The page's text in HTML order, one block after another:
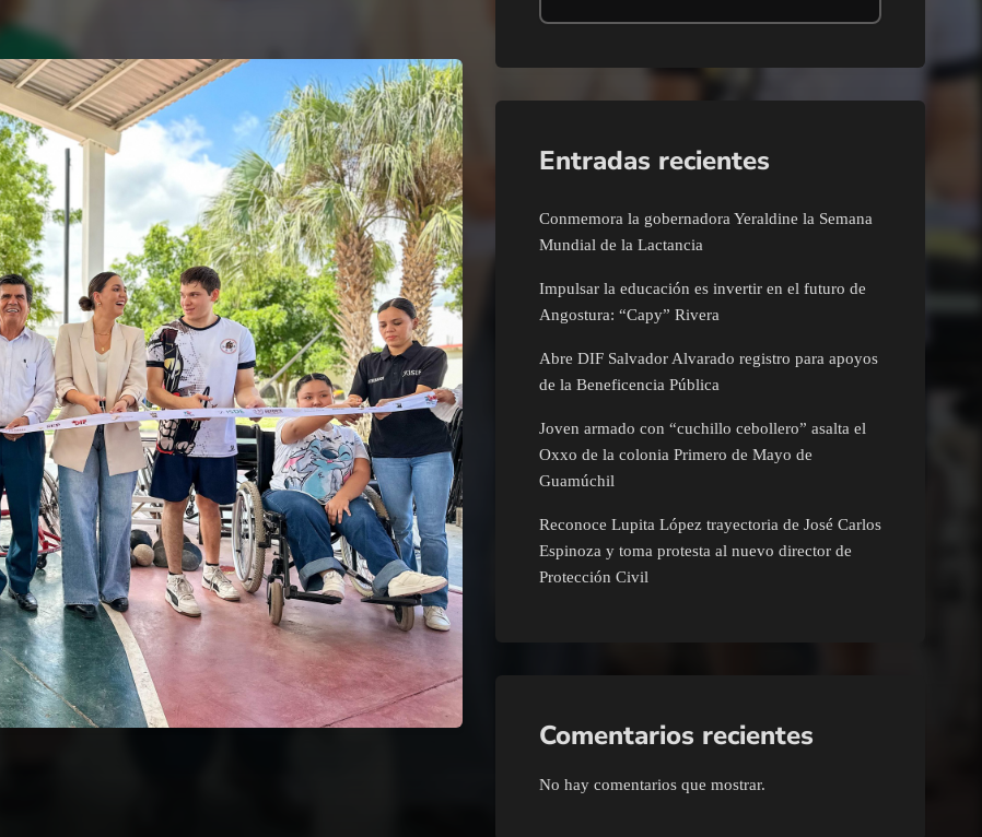
Entradas recientes
Conmemora la gobernadora Yeraldine la Semana
Mundial de la Lactancia
Impulsar la educación es invertir en el futuro de
Angostura: “Capy” Rivera
Abre DIF Salvador Alvarado registro para apoyos
de la Beneficencia Pública
Joven armado con “cuchillo cebollero” asalta el
Oxxo de la colonia Primero de Mayo de
Guamúchil
Reconoce Lupita López trayectoria de José Carlos
Espinoza y toma protesta al nuevo director de
Protección Civil
Comentarios recientes
No hay comentarios que mostrar.